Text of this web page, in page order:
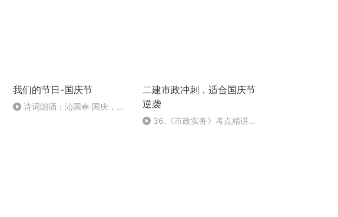
我们的节日-国庆节
诗词朗诵：沁园春·国庆，朗
二建市政冲刺，适合国庆节
逆袭
36.《市政实务》考点精讲第